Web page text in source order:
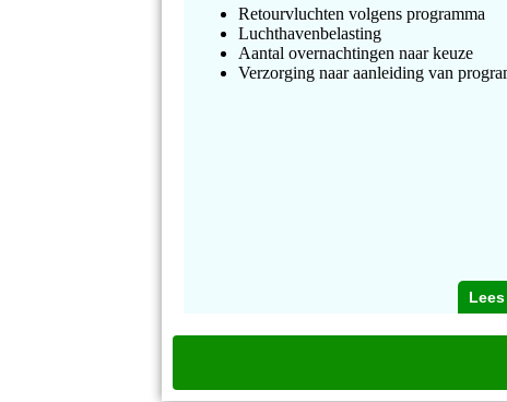
Retourvluchten volgens programma
Luchthavenbelasting
Aantal overnachtingen naar keuze
Verzorging naar aanleiding van